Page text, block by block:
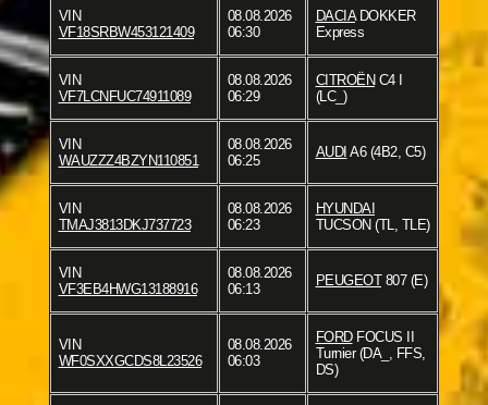
VIN
VF18SRBW453121409
08.08.2026
06:30
DACIADOKKER
Express
VIN
VF7LCNFUC74911089
08.08.2026
06:29
CITROËNC4 I
(LC_)
VIN
WAUZZZ4BZYN110851
08.08.2026
06:25
AUDI A6 (4B2, C5)
VIN
TMAJ3813DKJ737723
08.08.2026
06:23
HYUNDAI
TUCSON (TL, TLE)
VIN
VF3EB4HWG13188916
08.08.2026
06:13
PEUGEOT807 (E)
VIN
WF0SXXGCDS8L23526
08.08.2026
06:03
FORDFOCUS II
Turnier (DA_, FFS,
DS)